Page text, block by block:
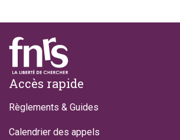
Footer
Accès rapide
Règlements & Guides
Calendrier des appels